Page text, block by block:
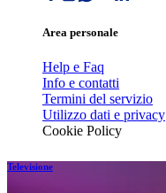
Area personale
Help e Faq
Info e contatti
Termini del servizio
Utilizzo dati e privacy
Cookie Policy
Televisione